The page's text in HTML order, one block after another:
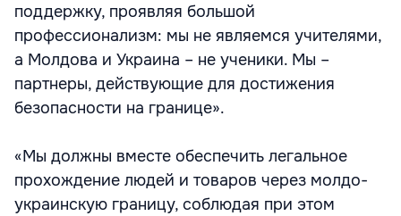
поддержку, проявляя большой
профессионализм: мы не являемся учителями,
а Молдова и Украина – не ученики. Мы –
партнеры, действующие для достижения
безопасности на границе».
«Мы должны вместе обеспечить легальное
прохождение людей и товаров через молдо-
украинскую границу, соблюдая при этом